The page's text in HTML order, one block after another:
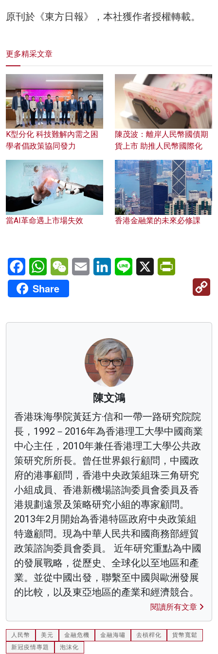
原刊於《東方日報》，本社獲作者授權轉載。
更多精采文章
K型分化 科技難解內需之困
學者倡政策協同發力
陳茂波：離岸人民幣國債期
貨上市 助推人民幣國際化
當AI革命遇上市場失效 香港金融業的未來必修課
FacebookWhatsAppWeChatEmail LinkedInLine X
Share
陳文鴻
香港珠海學院黃廷方·信和一帶一路研究院院
長，1992－2016年為香港理工大學中國商業
中心主任，2010年兼任香港理工大學公共政
策研究所所長。曾任世界銀行顧問，中國政
府的港事顧問，香港中央政策組珠三角研究
小組成員、香港新機場諮詢委員會委員及香
港規劃遠景及策略研究小組的專家顧問。
2013年2月開始為香港特區政府中央政策組
特邀顧問。現為中華人民共和國商務部經貿
政策諮詢委員會委員。 近年研究重點為中國
的發展戰略，從歷史、全球化以至地區和產
業。並從中國出發，聯繫至中國與歐洲發展
的比較，以及東亞地區的產業和經濟競合。
閱讀所有文章
人民幣 美元 金融危機 金融海嘯 去槓桿化
貨幣寬鬆
新冠疫情專題
泡沫化